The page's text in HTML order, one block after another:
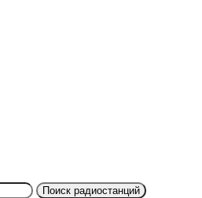
Поиск радиостанций